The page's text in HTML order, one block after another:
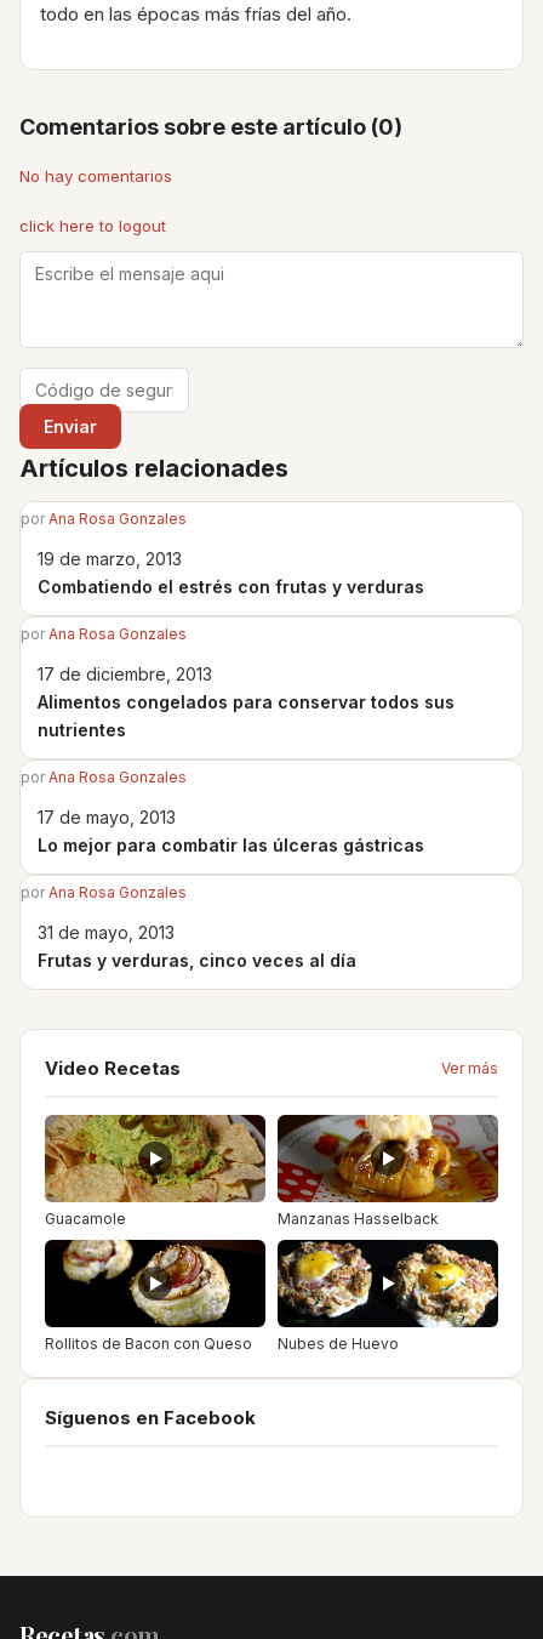
todo en las épocas más frías del año.
Comentarios sobre este artículo (0)
No hay comentarios
click here to logout
Artículos relacionades
por Ana Rosa Gonzales
19 de marzo, 2013
Combatiendo el estrés con frutas y verduras
por Ana Rosa Gonzales
17 de diciembre, 2013
Alimentos congelados para conservar todos sus
nutrientes
por Ana Rosa Gonzales
17 de mayo, 2013
Lo mejor para combatir las úlceras gástricas
por Ana Rosa Gonzales
31 de mayo, 2013
Frutas y verduras, cinco veces al día
Video Recetas Ver más
Guacamole Manzanas Hasselback
Rollitos de Bacon con Queso Nubes de Huevo
Síguenos en Facebook